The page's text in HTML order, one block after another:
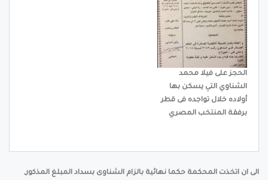
الحجز على فيلا محمد
الشناوي التي يسكن بها
أولاده خلال تواجده فى قطر
برفقة المنتخب المصري
الى ان اتخذت المحكمة حكما نهائية بالزام الشناوى بسداد المبلغ المذكور,